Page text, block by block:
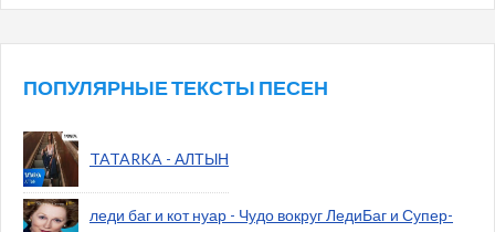
ПОПУЛЯРНЫЕ ТЕКСТЫ ПЕСЕН
TATARKA - АЛТЫН
леди баг и кот нуар - Чудо вокруг ЛедиБаг и Супер-